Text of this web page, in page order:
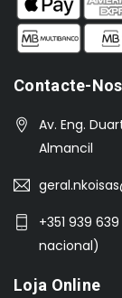
Contacte-Nos
Av. Eng.
Almancil
+351 939
nacional)
Loja Online